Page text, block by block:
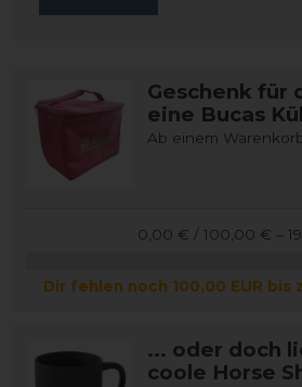
Geschenk für
eine Bucas
Ab einem
0,00 € / 100,00 € –
Dir fehlen noch 100,00 EUR bis
... oder doch
coole Horse